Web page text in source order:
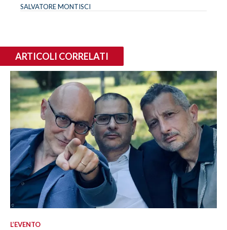
SALVATORE MONTISCI
ARTICOLI CORRELATI
L’EVENTO